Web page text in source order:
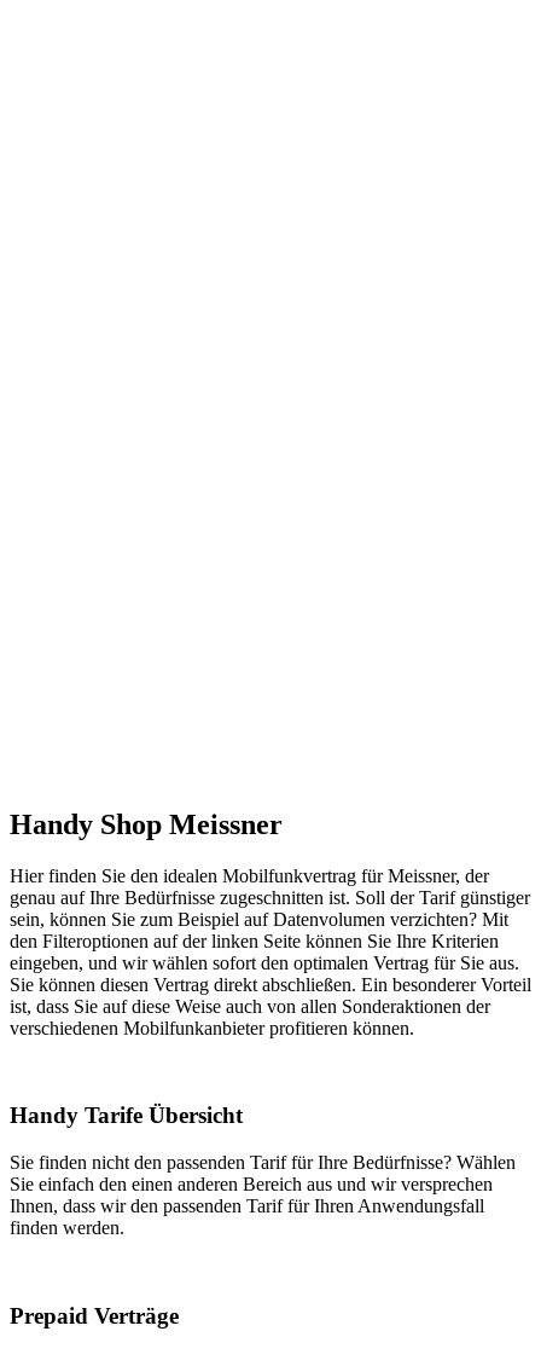
Handy Shop Meissner
Hier finden Sie den idealen Mobilfunkvertrag für Meissner, der
genau auf Ihre Bedürfnisse zugeschnitten ist. Soll der Tarif günstiger
sein, können Sie zum Beispiel auf Datenvolumen verzichten? Mit
den Filteroptionen auf der linken Seite können Sie Ihre Kriterien
eingeben, und wir wählen sofort den optimalen Vertrag für Sie aus.
Sie können diesen Vertrag direkt abschließen. Ein besonderer Vorteil
ist, dass Sie auf diese Weise auch von allen Sonderaktionen der
verschiedenen Mobilfunkanbieter profitieren können.
Handy Tarife Übersicht
Sie finden nicht den passenden Tarif für Ihre Bedürfnisse? Wählen
Sie einfach den einen anderen Bereich aus und wir versprechen
Ihnen, dass wir den passenden Tarif für Ihren Anwendungsfall
finden werden.
Prepaid Verträge